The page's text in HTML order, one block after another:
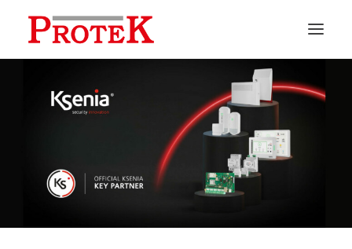
HOME
NEWS